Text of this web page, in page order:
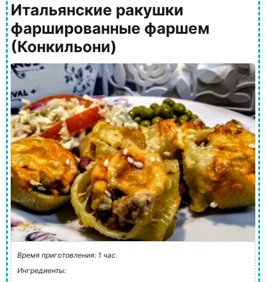
Итальянские ракушки
фаршированные фаршем
(Конкильони)
Время приготовления: 1 час.
Ингредиенты: